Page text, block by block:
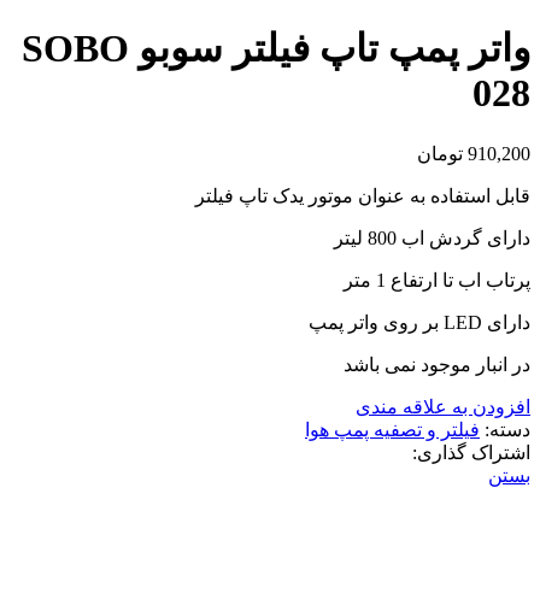
واتر پمپ تاپ فیلتر سوبو SOBO
028
910,200 تومان
قابل استفاده به عنوان موتور یدک تاپ فیلتر
دارای گردش اب 800 لیتر
پرتاب اب تا ارتفاع 1 متر
دارای LED بر روی واتر پمپ
در انبار موجود نمی باشد
افزودن به علاقه مندی
دسته: فیلتر و تصفیه پمپ هوا
اشتراک گذاری:
بستن